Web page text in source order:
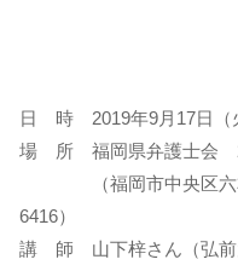
日 時 2019年9月17日（
場 所 福岡県弁護士会 2
（福岡市中央区六本
6416）
講 師 山下梓さん（弘